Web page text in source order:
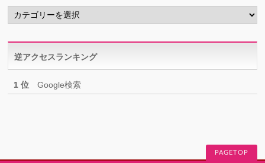
カ
テ
リ
ー逆アクセスランキング
1 位 Google検索
PAGETOP